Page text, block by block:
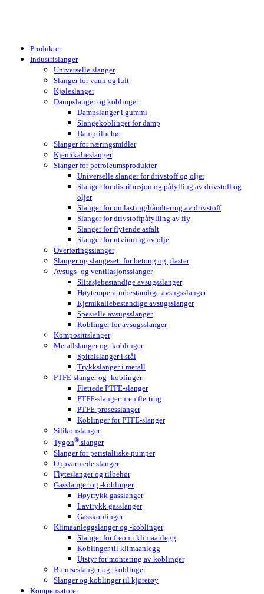
Produkter
Industrislanger
Universelle slanger
Slanger for vann og luft
Kjøleslanger
Dampslanger og koblinger
Dampslanger i gummi
Slangekoblinger for damp
Damptilbehør
Slanger for næringsmidler
Kjemikalieslanger
Slanger for petroleumsprodukter
Universelle slanger for drivstoff og oljer
Slanger for distribusjon og påfylling av drivstoff og
oljer
Slanger for omlasting/håndtering av drivstoff
Slanger for drivstoffpåfylling av fly
Slanger for flytende asfalt
Slanger for utvinning av olje
Overføringsslanger
Slanger og slangesett for betong og plaster
Avsugs- og ventilasjonsslanger
Slitasjebestandige avsugsslanger
Høytemperaturbestandige avsugsslanger
Kjemikaliebestandige avsugsslanger
Spesielle avsugsslanger
Koblinger for avsugsslanger
Komposittslanger
Metallslanger og -koblinger
Spiralslanger i stål
Trykkslanger i metall
PTFE-slanger og -koblinger
Flettede PTFE-slanger
PTFE-slanger uten fletting
PTFE-prosesslanger
Koblinger for PTFE-slanger
Silikonslanger
Tygon® slanger
Slanger for peristaltiske pumper
Oppvarmede slanger
Flyteslanger og tilbehør
Gasslanger og -koblinger
Høytrykk gasslanger
Lavtrykk gasslanger
Gasskoblinger
Klimaanleggslanger og -koblinger
Slanger for freon i klimaanlegg
Koblinger til klimaanlegg
Utstyr for montering av koblinger
Bremseslanger og -koblinger
Slanger og koblinger til kjøretøy
Kompensatorer